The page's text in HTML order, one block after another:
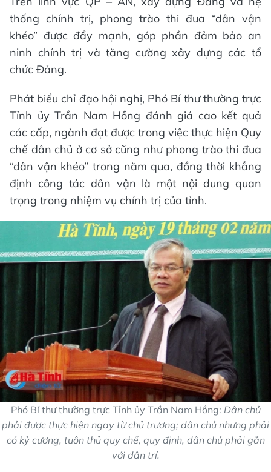
thống chính trị, phong trào thi đua “dân vận
khéo” được đẩy mạnh, góp phần đảm bảo an
ninh chính trị và tăng cường xây dựng các tổ
chức Đảng.
Phát biểu chỉ đạo hội nghị, Phó Bí thư thường trực
Tỉnh ủy Trần Nam Hồng đánh giá cao kết quả
các cấp, ngành đạt được trong việc thực hiện Quy
chế dân chủ ở cơ sở cũng như phong trào thi đua
“dân vận khéo” trong năm qua, đồng thời khẳng
định công tác dân vận là một nội dung quan
trọng trong nhiệm vụ chính trị của tỉnh.
Phó Bí thư thường trực Tỉnh ủy Trần Nam Hồng: Dân chủ
phải được thực hiện ngay từ chủ trương; dân chủ nhưng phải
có kỷ cương, tuôn thủ quy chế, quy định, dân chủ phải gắn
với dân trí.